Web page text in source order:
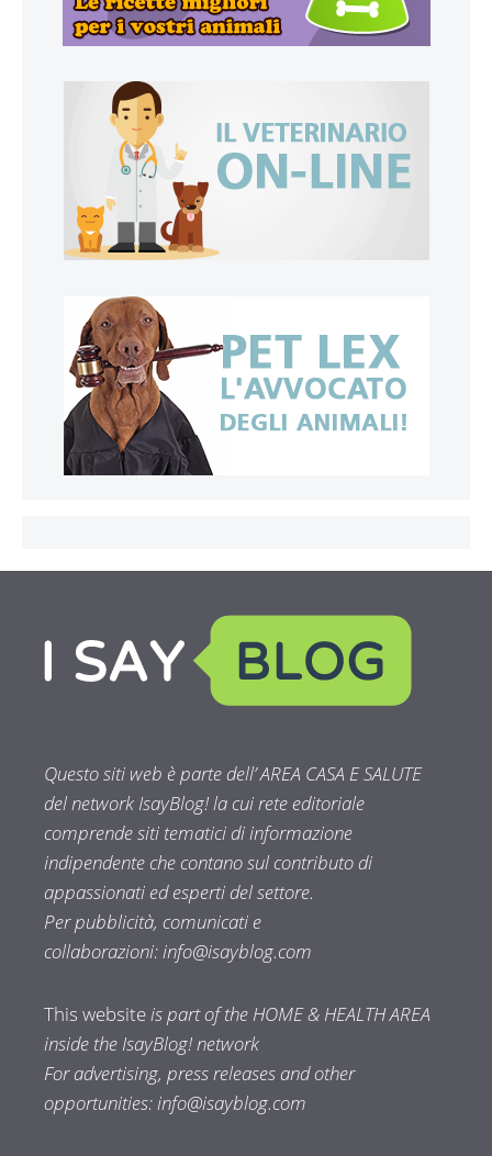
Questo siti web è parte dell’ AREA CASA E SALUTE
del network IsayBlog! la cui rete editoriale
comprende siti tematici di informazione
indipendente che contano sul contributo di
appassionati ed esperti del settore.
Per pubblicità, comunicati e
collaborazioni:info@isayblog.com
This websiteis part of the HOME & HEALTH AREA
inside the IsayBlog! network
For advertising, press releases and other
opportunities:info@isayblog.com